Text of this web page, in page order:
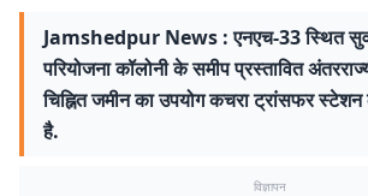
Jamshedpur News : एनएच-33 स्थित
परियोजना कॉलोनी के समीप प्रस्तावित
चिह्नित जमीन का उपयोग कचरा ट्रांसफर
है.
विज्ञापन